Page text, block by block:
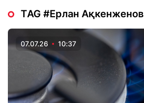
ТAG #Ерлан Ақкенженов
07.07.26 10:37